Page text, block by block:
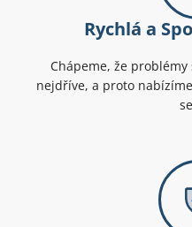
Rychlá a
Chápeme, že
nejdříve, a proto